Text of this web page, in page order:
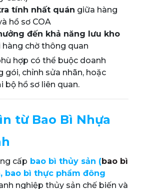
tính nhất quán giữa hàng
hồ sơ COA
đến khả năng lưu kho
chờ thông quan
hợp có thể buộc doanh
gói, chỉnh sửa nhãn, hoặc
bộ hồ sơ liên quan.
từ Bao Bì Nhựa
cấp bao bì thủy sản (bao bì
bao bì thực phẩm đông
nghiệp thủy sản chế biến và